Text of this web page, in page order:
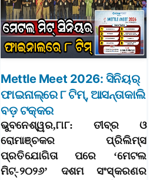
Mettle Meet 2026: ସିନିୟର୍
ଫାଇନାଲ୍‌ରେ ୮ ଟିମ୍‌, ଆସନ୍ତାକାଲି
ବଡ଼ ଟକ୍କର
ଭୁବନେଶ୍ୱର,୮ା୮: ତୀବ୍ର ଓ
ରୋମାଞ୍ଚକର ପ୍ରିଲିମ୍ସ
ପ୍ରତିଯୋଗିତା ପରେ ‘ମେଟଲ
ମିଟ୍‌-୨୦୨୬’ ଦଶମ ସଂସ୍କରଣର